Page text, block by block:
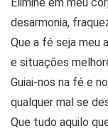
desarmonia,
Que a fé seja meu
e situações
Guiai-nos na fé e
qualquer mal se
Que tudo aquilo